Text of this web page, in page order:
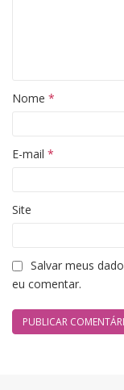
Nome *
E-mail *
Site
Salvar meus
eu comentar.